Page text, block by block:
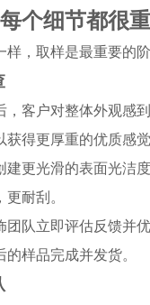
个细节都很
，取样是最重要的阶
，客户对整体外观感
得更厚重的优质感觉
更光滑的表面光洁度
耐刮。
队立即评估反馈并优
样品完成并发货。